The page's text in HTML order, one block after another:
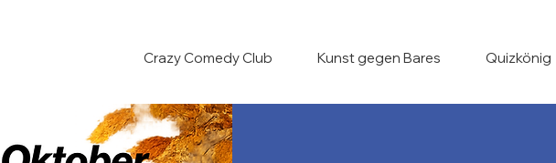
Crazy Comedy Club Kunst gegen Bares Quizkönig